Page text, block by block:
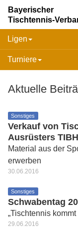
Bayerischer
Tischtennis-
Ligen
Turniere
Aktuelle
Sonstiges
Verkauf von
Ausrüsters
Material aus der
erwerben
30.06.2016
Sonstiges
Schwabentag
„Tischtennis kommt
29.06.2016